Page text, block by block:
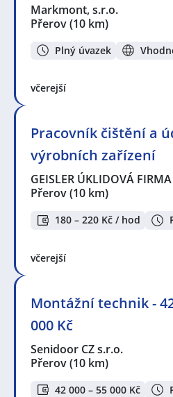
Markmont, s.r.o.
Přerov(10 km)
Plný úvazek
včerejší
Pracovník čištění a
výrobních zařízení
GEISLER ÚKLIDOVÁ
Přerov(10 km)
180 – 220 Kč / hod
včerejší
Montážní technik -
000 Kč
Senidoor CZ s.r.o.
Přerov(10 km)
42 000 – 55 000 Kč